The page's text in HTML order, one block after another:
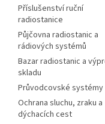
Příslušenství ruční
radiostanice
Půjčovna radiostanic a
rádiových systémů
Bazar radiostanic a
skladu
Průvodcovské systémy
Ochrana sluchu, zraku a
dýchacích cest